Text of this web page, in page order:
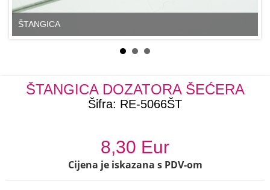
ŠTANGICA
ŠTANGICA DOZATORA ŠEĆERA
Šifra: RE-5066ŠT
8,30 Eur
Cijena je iskazana s PDV-om